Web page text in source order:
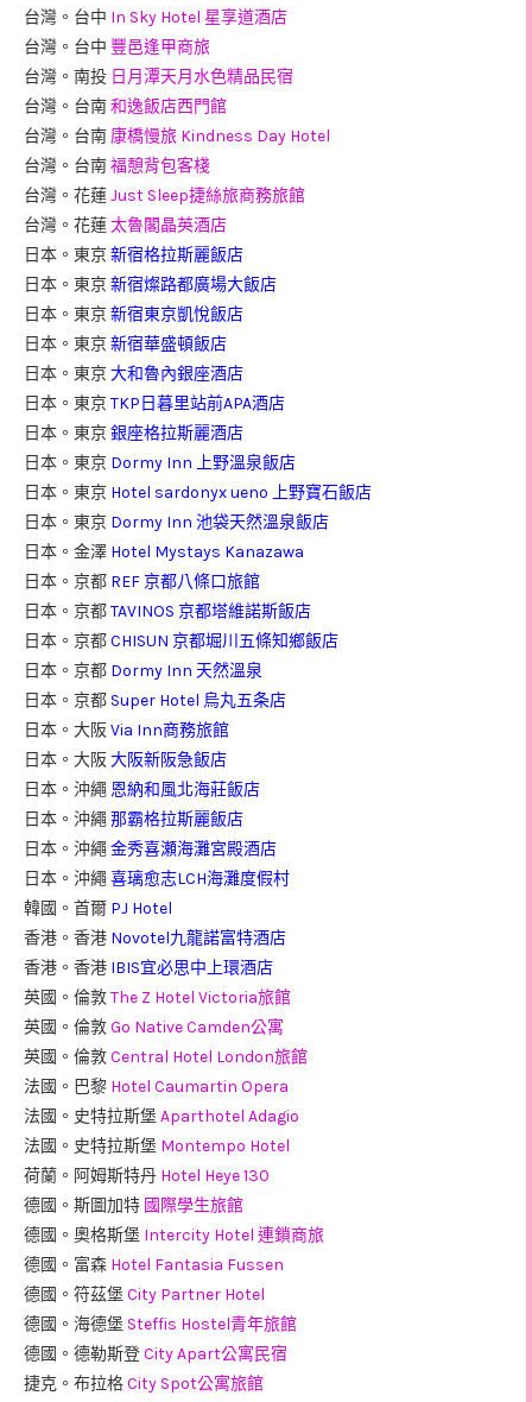
台灣。台中 In Sky Hotel 星享道酒店
台灣。台中 豐邑逢甲商旅
台灣。南投 日月潭天月水色精品民宿
台灣。台南和逸飯店西門館
台灣。台南 康橋慢旅 Kindness Day Hotel
台灣。台南福憩背包客棧
台灣。花蓮Just Sleep捷絲旅商務旅館
台灣。花蓮太魯閣晶英酒店
日本。東京新宿格拉斯麗飯店
日本。東京新宿燦路都廣場大飯店
日本。東京新宿東京凱悅飯店
日本。東京新宿華盛頓飯店
日本。東京大和魯內銀座酒店
日本。東京TKP日暮里站前APA酒店
日本。東京銀座格拉斯麗酒店
日本。東京 Dormy Inn 上野溫泉飯店
日本。東京 Hotel sardonyx ueno 上野寶石飯店
日本。東京 Dormy Inn 池袋天然溫泉飯店
日本。金澤 Hotel Mystays Kanazawa
日本。京都 REF 京都八條口旅館
日本。京都TAVINOS 京都塔維諾斯飯店
日本。京都CHISUN 京都堀川五條知鄉飯店
日本。京都 Dormy Inn 天然溫泉
日本。京都 Super Hotel 烏丸五条店
日本。大阪Via Inn商務旅館
日本。大阪大阪新阪急飯店
日本。沖繩 恩納和風北海莊飯店
日本。沖繩那霸格拉斯麗飯店
日本。沖繩金秀喜瀬海灘宮殿酒店
日本。沖繩喜璃愈志LCH海灘度假村
韓國。首爾 PJ Hotel
香港。香港 Novotel九龍諾富特酒店
香港。香港 IBIS宜必思中上環酒店
英國。倫敦The Z Hotel Victoria旅館
英國。倫敦Go Native Camden公寓
英國。倫敦Central Hotel London旅館
法國。巴黎 Hotel Caumartin Opera
法國。史特拉斯堡 Aparthotel Adagio
法國。史特拉斯堡 Montempo Hotel
荷蘭。阿姆斯特丹 Hotel Heye 130
德國。斯圖加特 國際學生旅館
德國。奧格斯堡 Intercity Hotel 連鎖商旅
德國。富森 Hotel Fantasia Fussen
德國。符茲堡 City Partner Hotel
德國。海德堡 Steffis Hostel青年旅館
德國。德勒斯登City Apart公寓民宿
捷克。布拉格City Spot公寓旅館